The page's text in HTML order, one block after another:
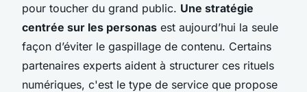
pour toucher du grand public. Une stratégie
centrée sur les personas est aujourd’hui la seule
façon d’éviter le gaspillage de contenu. Certains
partenaires experts aident à structurer ces rituels
numériques, c'est le type de service que propose